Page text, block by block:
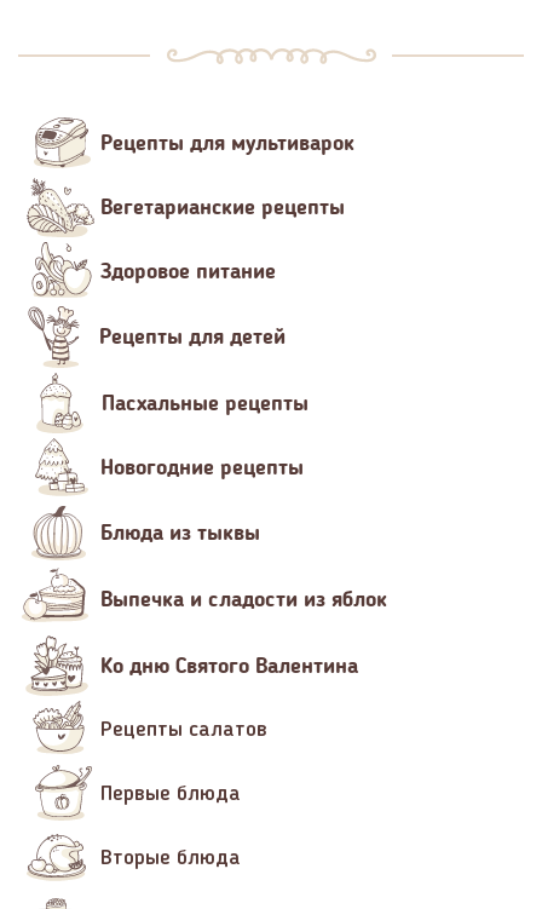
Рецепты для мультиварок
Вегетарианские рецепты
Здоровое питание
Рецепты для детей
Пасхальные рецепты
Новогодние рецепты
Блюда из тыквы
Выпечка и сладости из яблок
Ко дню Святого Валентина
Рецепты салатов
Первые блюда
Вторые блюда